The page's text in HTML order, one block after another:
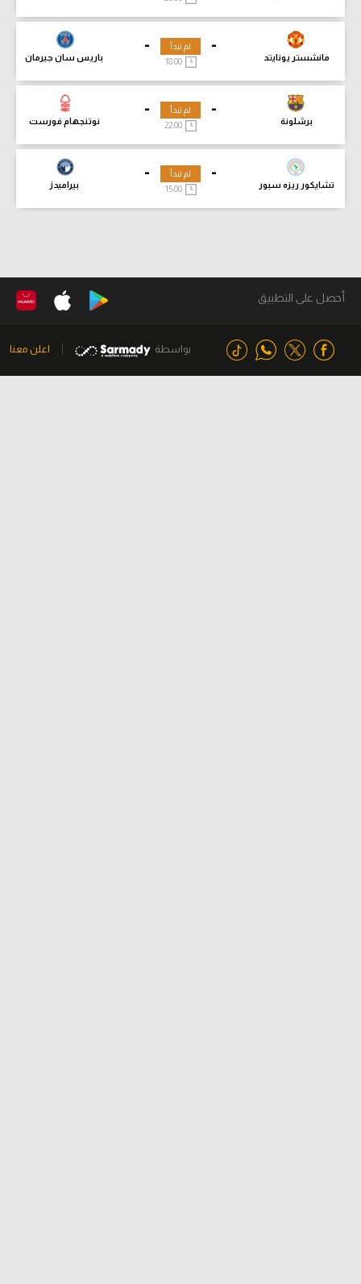
-
مانشستر يونايتد
-
باريس سان جيرمان
لم تبدأ
18:00
-
برشلونة
-
نوتنجهام فورست
لم تبدأ
-
تشايكور ريزه سبور
-
بيراميدز
لم تبدأ
15:00
أحصل على التطبيق
بواسطة اعلن معنا